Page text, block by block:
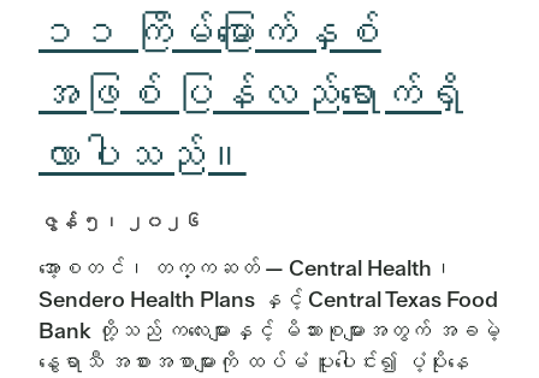
၁၁ ကြိမ်မြောက်နှစ်
အဖြစ် ပြန်လည်ရောက်ရှိ
လာပါသည်။
ဇွန် ၅၊ ၂၀၂၆
အော့စတင်၊ တက္ကဆတ် — Central Health၊
Sendero Health Plans နှင့် Central Texas Food
Bank တို့သည် ကလေးများနှင့် မိသားစုများအတွက် အခမဲ့
နွေရာသီ အစားအစာများကို ထပ်မံ ပူးပေါင်း၍ ပံ့ပိုးနေ